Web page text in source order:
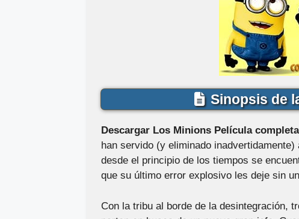
Sinopsis de
Descargar Los Minions Película
han servido (y eliminado
desde el principio de los tiempos se
que su último error explosivo les deje sin
Con la tribu al borde de la desintegración,